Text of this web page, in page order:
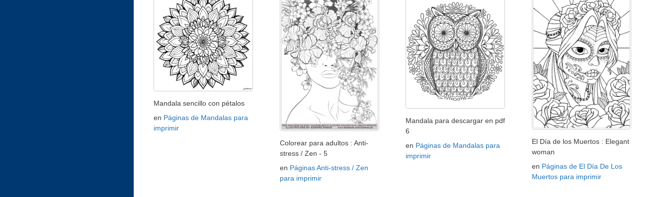
Mandala sencillo con pétalos
en Páginas de Mandalas para
imprimir
Colorear para adultos : Anti-
stress / Zen - 5
en Páginas Anti-stress / Zen
para imprimir
Mandala para descargar en pdf
6
en Páginas de Mandalas para
imprimir
El Día de los Muertos : Elegant
woman
en Páginas de El Día De Los
Muertos para imprimir